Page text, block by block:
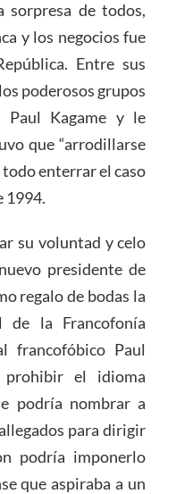
sorpresa de todos,
y los negocios fue
Entre sus
poderosos grupos
Paul Kagame y le
que “arrodillarse
todo enterrar el caso
1994.
su voluntad y celo
presidente de
regalo de bodas la
de la Francofonía
francofóbico Paul
prohibir el idioma
podría nombrar a
para dirigir
podría imponerlo
que aspiraba a un